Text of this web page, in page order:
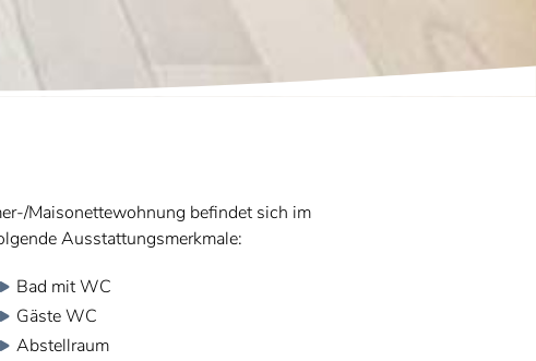
Maisonettewohnung befindet sich im
Ausstattungsmerkmale:
Bad mit WC
Gäste WC
Abstellraum